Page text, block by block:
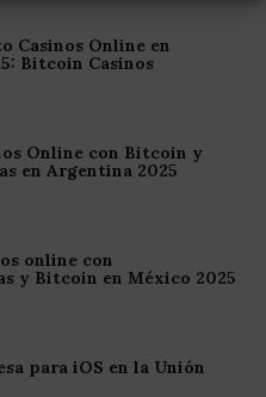
Casinos Online en
Bitcoin Casinos
Online con Bitcoin y
en Argentina 2025
online con
y Bitcoin en México 2025
para iOS en la Unión